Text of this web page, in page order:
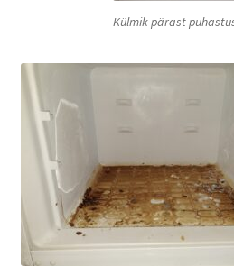
Külmik pärast